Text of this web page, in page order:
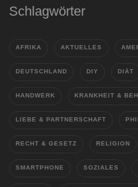
Schlagwörter
AFRIKA AKTUELLES
DEUTSCHLAND DIY DIÄT
HANDWERK KRANKHEIT &
LIEBE & PARTNERSCHAFT
RECHT & GESETZ RELIGION
SMARTPHONE SOZIALES